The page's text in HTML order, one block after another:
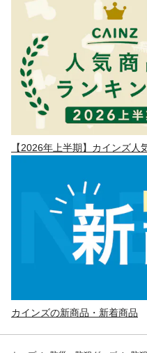
【2026年上半期】カインズ人
カインズの新商品・新着商品